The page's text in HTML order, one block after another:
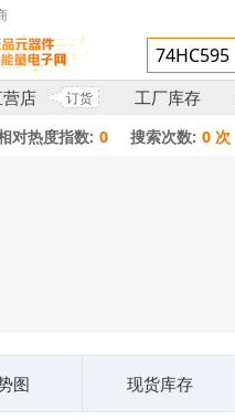
店 订货 工厂库存
对热度指数: 0 搜索次数: 0 次
图 现货库存